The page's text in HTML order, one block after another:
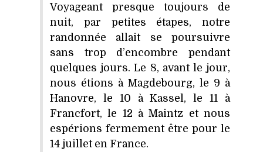
Voyageant presque toujours de
nuit, par petites étapes, notre
randonnée allait se poursuivre
sans trop d’encombre pendant
quelques jours. Le 8, avant le jour,
nous étions à Magdebourg, le 9 à
Hanovre, le 10 à Kassel, le 11 à
Francfort, le 12 à Maintz et nous
espérions fermement être pour le
14 juillet en France.